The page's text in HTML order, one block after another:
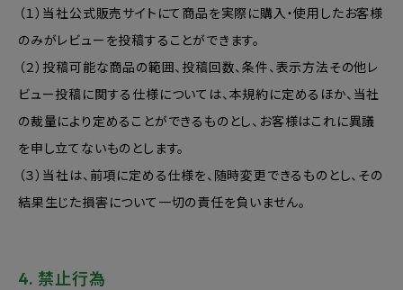
（１）当社公式販売サイトにて商品を実際に購入・使用したお客様
のみがレビューを投稿することができます。
（２）投稿可能な商品の範囲、投稿回数、条件、表示方法その他レ
ビュー投稿に関する仕様については、本規約に定めるほか、当社
の裁量により定めることができるものとし、お客様はこれに異議
を申し立てないものとします。
（３）当社は、前項に定める仕様を、随時変更できるものとし、その
結果生じた損害について一切の責任を負いません。
4. 禁止行為